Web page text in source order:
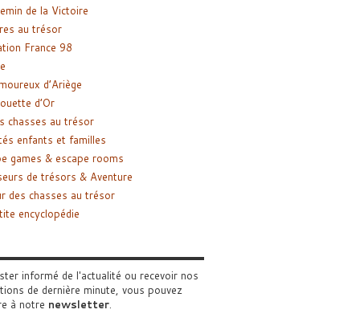
de la Victoire
au trésor
France 98
d’Ariège
d’Or
chasses au trésor
enfants et familles
games & escape rooms
de trésors & Aventure
des chasses au trésor
encyclopédie
informé de l'actualité ou recevoir nos
de dernière minute, vous pouvez
à notre newsletter.